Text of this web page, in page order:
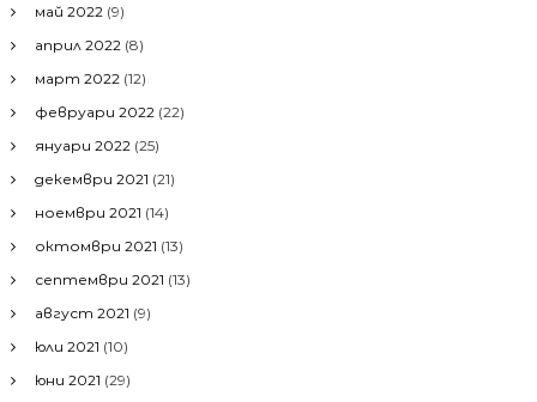
май 2022 (9)
април 2022 (8)
март 2022 (12)
февруари 2022 (22)
януари 2022 (25)
декември 2021 (21)
ноември 2021 (14)
октомври 2021 (13)
септември 2021 (13)
август 2021 (9)
юли 2021 (10)
юни 2021 (29)